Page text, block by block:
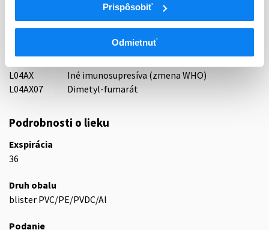
Prispôsobiť
Odmietnuť
ATC
Imunosupresíva (zmena WHO)
L04AX
Iné imunosupresíva (zmena WHO)
L04AX07
Dimetyl-fumarát
Podrobnosti o lieku
Exspirácia
36
Druh obalu
blister PVC/PE/PVDC/Al
Podanie